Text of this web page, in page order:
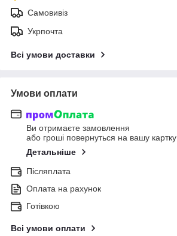
Самовивіз
Укрпочта
Всі умови доставки
Умови оплати
Ви отримаєте замовлення
або гроші повернуться на вашу картку
Детальніше
Післяплата
Оплата на рахунок
Готівкою
Всі умови оплати